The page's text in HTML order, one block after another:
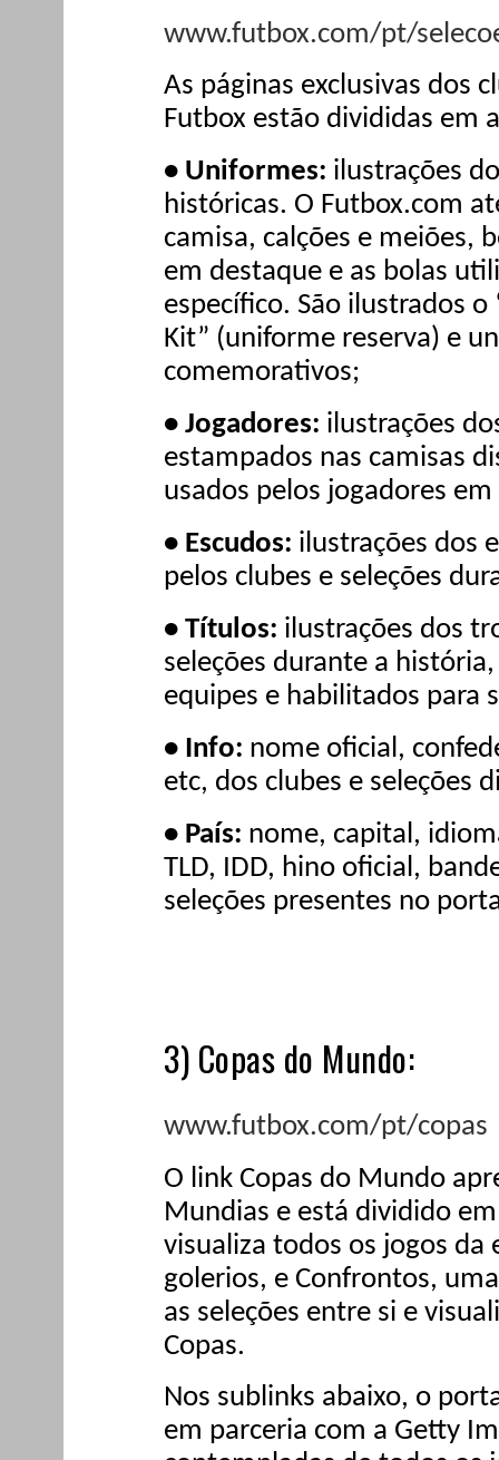
www.futbox.com/pt/
As páginas exclusivas dos
Futbox estão divididas em
• Uniformes: ilustrações
históricas. O Futbox.com
camisa, calções e meiões,
em destaque e as bolas
específico. São ilustrados
Kit” (uniforme reserva) e
comemorativos;
• Jogadores: ilustrações
estampados nas camisas
usados pelos jogadores
• Escudos: ilustrações dos
pelos clubes e seleções
• Títulos: ilustrações dos
seleções durante a
equipes e habilitados para
• Info: nome oficial,
etc, dos clubes e seleções
• País: nome, capital,
TLD, IDD, hino oficial,
seleções presentes no
3) Copas do Mundo:
www.futbox.com/pt/copas
O link Copas do Mundo
Mundias e está dividido
visualiza todos os jogos da
golerios, e Confrontos,
as seleções entre si e
Copas.
Nos sublinks abaixo, o
em parceria com a Getty